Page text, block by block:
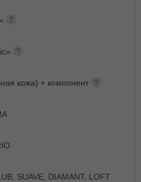
кожа) + компонент
SUAVE, DIAMANT, LOFT